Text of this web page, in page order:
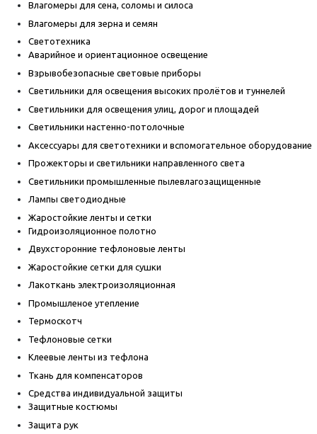
Влагомеры для сена, соломы и силоса
Влагомеры для зерна и семян
Светотехника
Аварийное и ориентационное освещение
Взрывобезопасные световые приборы
Светильники для освещения высоких пролётов и туннелей
Светильники для освещения улиц, дорог и площадей
Светильники настенно-потолочные
Аксессуары для светотехники и вспомогательное оборудование
Прожекторы и светильники направленного света
Светильники промышленные пылевлагозащищенные
Лампы светодиодные
Жаростойкие ленты и сетки
Гидроизоляционное полотно
Двухсторонние тефлоновые ленты
Жаростойкие сетки для сушки
Лакоткань электроизоляционная
Промышленое утепление
Термоскотч
Тефлоновые сетки
Клеевые ленты из тефлона
Ткань для компенсаторов
Средства индивидуальной защиты
Защитные костюмы
Защита рук